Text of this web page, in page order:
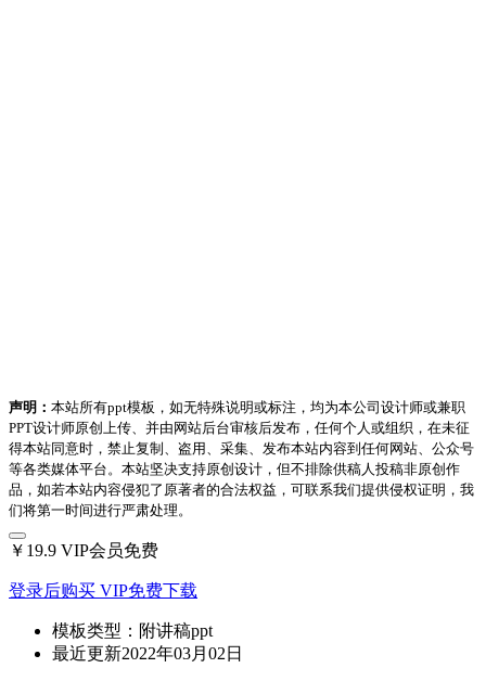
声明： 本站所有ppt模板，如无特殊说明或标注，均为本公司设计师或兼职
PPT设计师原创上传、并由网站后台审核后发布，任何个人或组织，在未征
得本站同意时，禁止复制、盗用、采集、发布本站内容到任何网站、公众号
等各类媒体平台。本站坚决支持原创设计，但不排除供稿人投稿非原创作
品，如若本站内容侵犯了原著者的合法权益，可联系我们提供侵权证明，我
们将第一时间进行严肃处理。
￥19.9 VIP会员免费
登录后购买 VIP免费下载
模板类型： 附讲稿ppt
最近更新2022年03月02日